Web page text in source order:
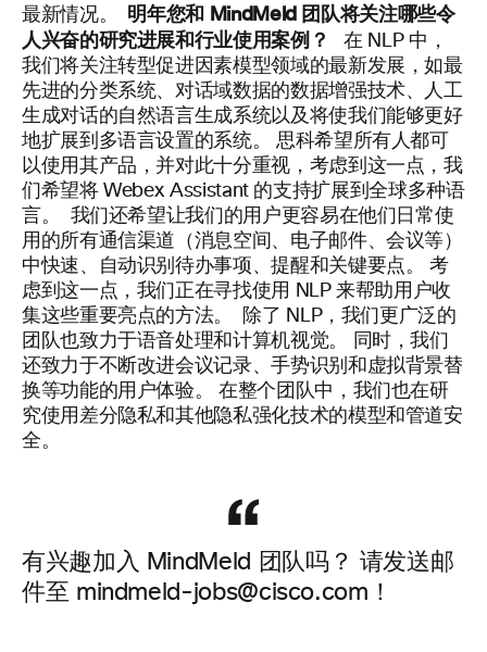
最新情况。
明年您和 MindMeld 团队将关注哪些令
人兴奋的研究进展和行业使用案例？
在 NLP 中，
我们将关注转型促进因素模型领域的最新发展，如最
先进的分类系统、对话域数据的数据增强技术、人工
生成对话的自然语言生成系统以及将使我们能够更好
地扩展到多语言设置的系统。 思科希望所有人都可
以使用其产品，并对此十分重视，考虑到这一点，我
们希望将 Webex Assistant 的支持扩展到全球多种语
言。
我们还希望让我们的用户更容易在他们日常使
用的所有通信渠道（消息空间、电子邮件、会议等）
中快速、自动识别待办事项、提醒和关键要点。 考
虑到这一点，我们正在寻找使用 NLP 来帮助用户收
集这些重要亮点的方法。
除了 NLP，我们更广泛的
团队也致力于语音处理和计算机视觉。 同时，我们
还致力于不断改进会议记录、手势识别和虚拟背景替
换等功能的用户体验。 在整个团队中，我们也在研
究使用 差分隐私和其他隐私强化技术的模型和管道安
全。
有兴趣加入 MindMeld 团队吗？ 请发送邮
件至 mindmeld-jobs@cisco.com！